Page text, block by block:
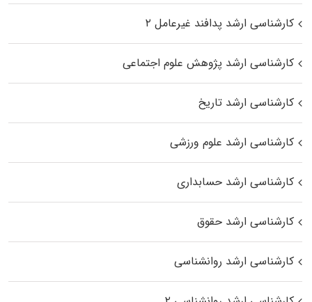
کارشناسی ارشد پدافند غیرعامل ۲
کارشناسی ارشد پژوهش علوم اجتماعی
کارشناسی ارشد تاریخ
کارشناسی ارشد علوم ورزشی
کارشناسی ارشد حسابداری
کارشناسی ارشد حقوق
کارشناسی ارشد روانشناسی